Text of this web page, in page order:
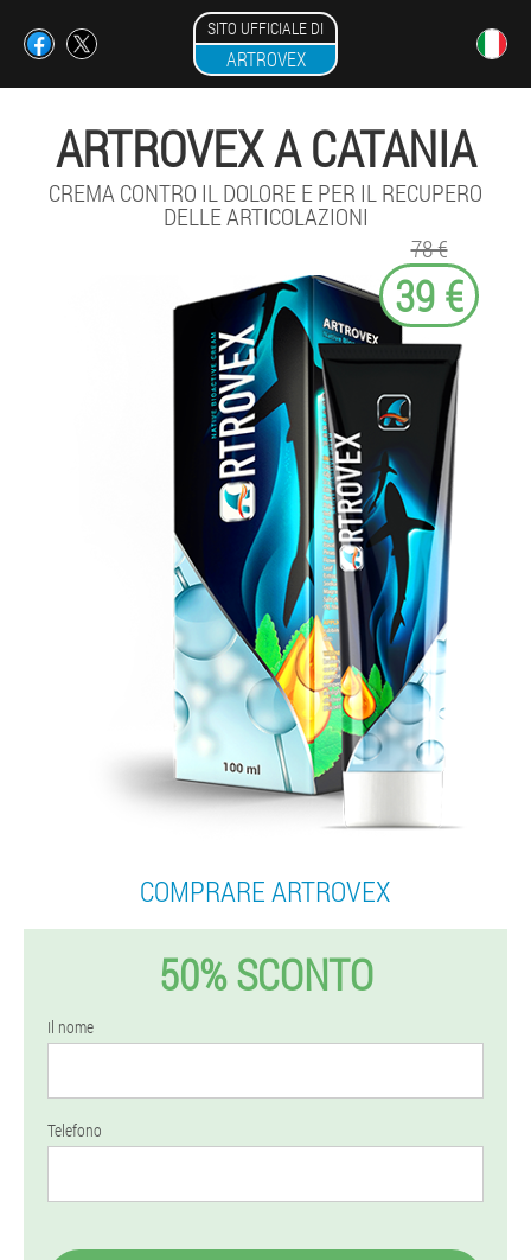
SITO UFFICIALE DI
ARTROVEX
ARTROVEX A CATANIA
CREMA CONTRO IL DOLORE E PER IL RECUPERO
DELLE ARTICOLAZIONI
78 €
39 €
COMPRARE ARTROVEX
50% SCONTO
Il nome
Telefono